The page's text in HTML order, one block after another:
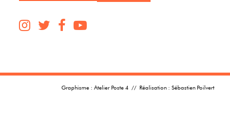
Graphisme : Atelier Poste 4 // Réalisation : Sébastien Poilvert